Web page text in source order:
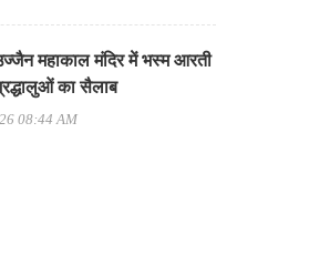
महाकाल मंदिर में भस्म आरती
का सैलाब
08:44 AM